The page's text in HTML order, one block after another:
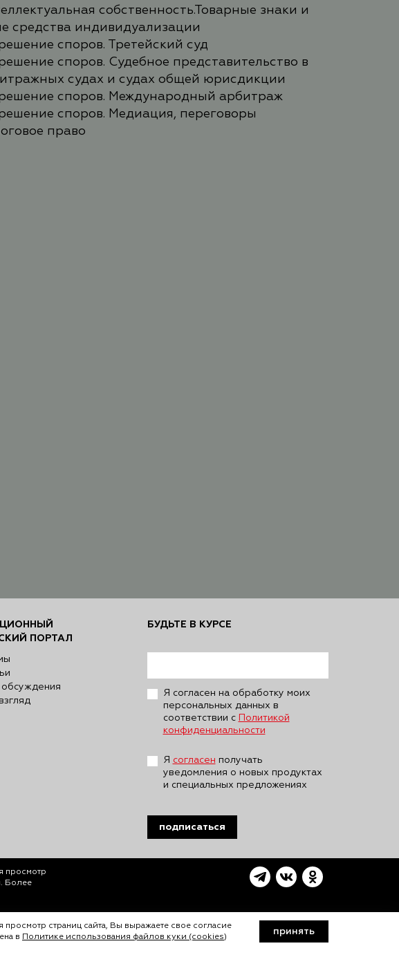
собственность.Товарные знаки и
средства индивидуализации
споров. Третейский суд
споров. Судебное представительство в
судах и судах общей юрисдикции
споров. Международный арбитраж
споров. Медиация, переговоры
право
ПОРТАЛ
БУДЬТЕ В КУРСЕ
Я согласен на обработку моих
персональных данных в
соответствии с Политикой
конфиденциальности
Я согласен получать
уведомления о новых продуктах
и специальных предложениях
подписаться
просмотр
Более
страниц сайта, Вы выражаете свое согласие
в Политике использования файлов куки (cookies)
принять